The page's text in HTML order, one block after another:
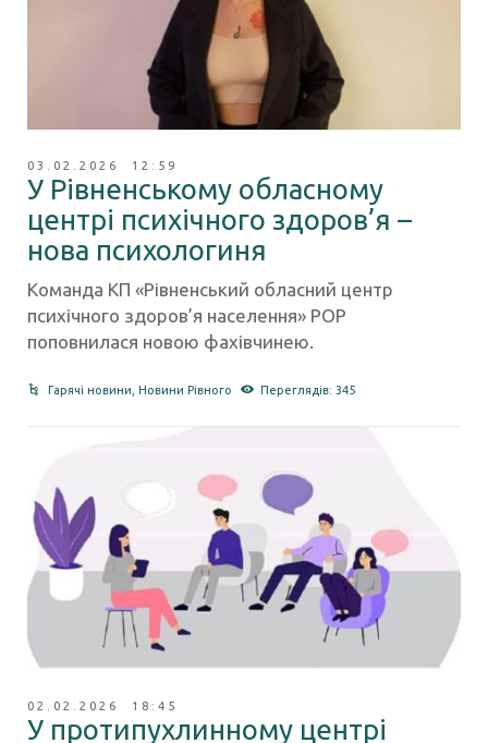
03.02.2026 12:59
У Рівненському обласному
центрі психічного здоров’я –
нова психологиня
Команда КП «Рівненський обласний центр
психічного здоров’я населення» РОР
поповнилася новою фахівчинею.
Гарячі новини, Новини Рівного Переглядів: 345
02.02.2026 18:45
У протипухлинному центрі